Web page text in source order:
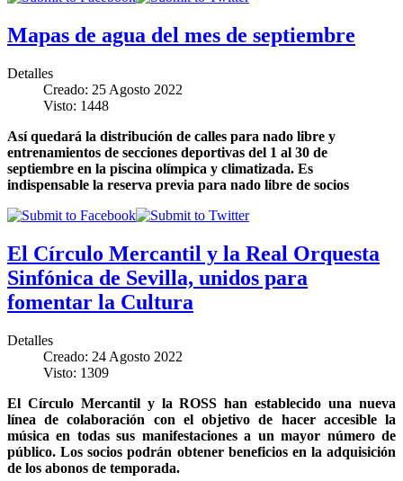
Mapas de agua del mes de septiembre
Detalles
Creado: 25 Agosto 2022
Visto: 1448
Así quedará la distribución de calles para nado libre y
entrenamientos de secciones deportivas del 1 al 30 de
septiembre en la piscina olímpica y climatizada. Es
indispensable la reserva previa para nado libre de socios
El Círculo Mercantil y la Real Orquesta
Sinfónica de Sevilla, unidos para
fomentar la Cultura
Detalles
Creado: 24 Agosto 2022
Visto: 1309
El Círculo Mercantil y la ROSS han establecido una nueva
línea de colaboración con el objetivo de hacer accesible la
música en todas sus manifestaciones a un mayor número de
público. Los socios podrán obtener beneficios en la adquisición
de los abonos de temporada.